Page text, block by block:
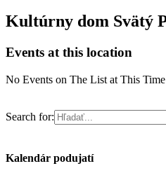
Kultúrny dom Svätý
Events at this location
No Events on The List at This Time
Search for:
Kalendár podujatí